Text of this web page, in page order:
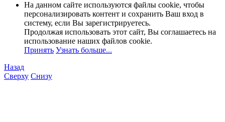
На данном сайте используются файлы cookie, чтобы
персонализировать контент и сохранить Ваш вход в
систему, если Вы зарегистрируетесь.
Продолжая использовать этот сайт, Вы соглашаетесь на
использование наших файлов cookie.
Принять Узнать больше...
Назад
Сверху Снизу